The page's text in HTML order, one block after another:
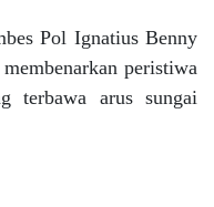
Pol Ignatius Benny
peristiwa
terbawa arus sungai